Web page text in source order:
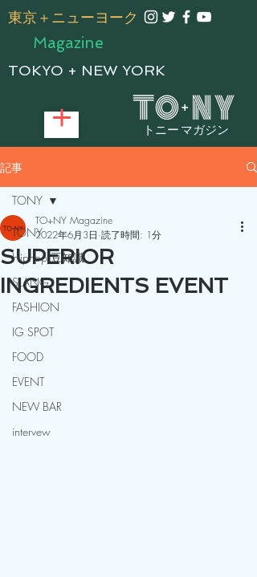
トニー マガジン
​東京＋ニューヨーク
Magazine
TOKYO + NEW YORK
記事
TONY
Hiphop 豆知識
SLANG
FASHION
IG SPOT
FOOD
EVENT
NEW BAR
intervew
TONY
SUPERIOR
INGREDIENTS EVENT
TO+NY Magazine
2022年6月3日 読了時間: 1分